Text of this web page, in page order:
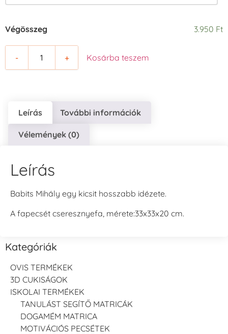
Végösszeg 3.950 Ft
- + Kosárba teszem
Leírás További információk
Vélemények (0)
Leírás
Babits Mihály egy kicsit hosszabb idézete.
A fapecsét cseresznyefa, mérete:33x33x20 cm.
Kategóriák
OVIS TERMÉKEK
3D CUKISÁGOK
ISKOLAI TERMÉKEK
TANULÁST SEGÍTŐ MATRICÁK
DOGAMÉM MATRICA
MOTIVÁCIÓS PECSÉTEK